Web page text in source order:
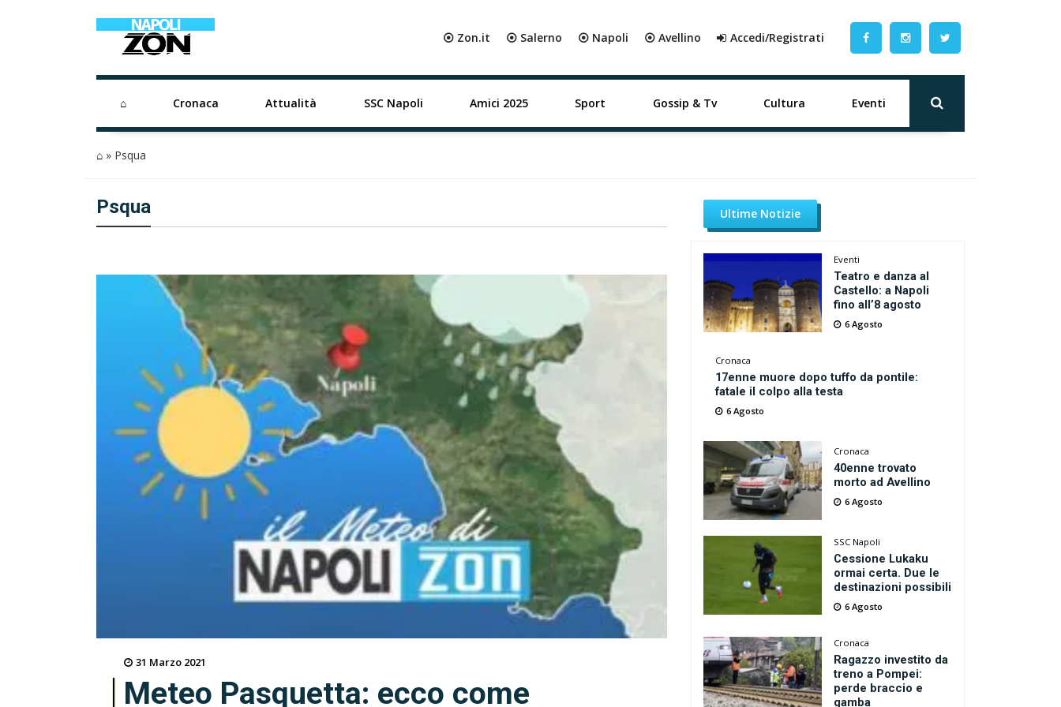
⦿ Zon.it ⦿ Salerno ⦿ Napoli ⦿ Avellino Accedi/Registrati
⌂ Cronaca Attualità SSC Napoli Amici 2025 Sport Gossip & Tv Cultura Eventi
⌂ » Psqua
Psqua
31 Marzo 2021
Meteo Pasquetta: ecco come
Ultime Notizie
Eventi
Teatro e danza al
Castello: a Napoli
fino all’8 agosto
6 Agosto
Cronaca
17enne muore dopo tuffo da pontile:
fatale il colpo alla testa
6 Agosto
Cronaca
40enne trovato
morto ad Avellino
6 Agosto
SSC Napoli
Cessione Lukaku
ormai certa. Due le
destinazioni possibili
6 Agosto
Cronaca
Ragazzo investito da
treno a Pompei:
perde braccio e
gamba